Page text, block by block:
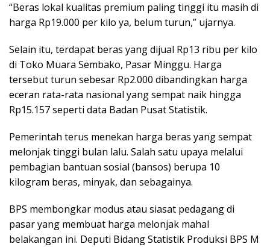
“Beras lokal kualitas premium paling tinggi itu masih di
harga Rp19.000 per kilo ya, belum turun,” ujarnya.
Selain itu, terdapat beras yang dijual Rp13 ribu per kilo
di Toko Muara Sembako, Pasar Minggu. Harga
tersebut turun sebesar Rp2.000 dibandingkan harga
eceran rata-rata nasional yang sempat naik hingga
Rp15.157 seperti data Badan Pusat Statistik.
Pemerintah terus menekan harga beras yang sempat
melonjak tinggi bulan lalu. Salah satu upaya melalui
pembagian bantuan sosial (bansos) berupa 10
kilogram beras, minyak, dan sebagainya.
BPS membongkar modus atau siasat pedagang di
pasar yang membuat harga melonjak mahal
belakangan ini. Deputi Bidang Statistik Produksi BPS M